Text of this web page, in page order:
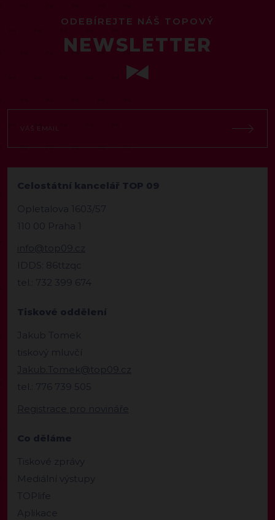
ODEBÍREJTE NÁŠ TOPOVÝ
NEWSLETTER
Celostátní kancelář TOP 09
Opletalova 1603/57
110 00 Praha 1
info@top09.cz
IDDS: 86ttzqc
tel.: 732 399 674
Tiskové oddělení
Jakub Tomek
tiskový mluvčí
Jakub.Tomek@top09.cz
tel.: 776 739 505
Registrace pro novináře
Co děláme
Tiskové zprávy
Mediální výstupy
TOPlife
Aplikace